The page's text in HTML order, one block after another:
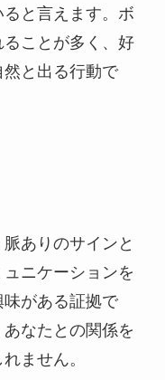
と言えます。ボ
ことが多く、好
と出る行動で
ありのサインと
ニケーションを
がある証拠で
なたとの関係を
ません。